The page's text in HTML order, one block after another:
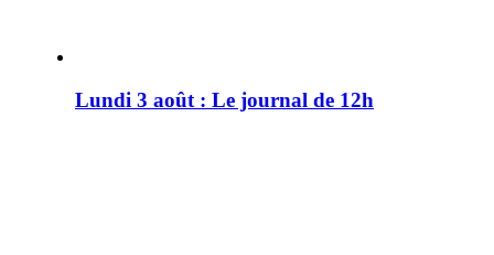
Lundi 3 août : Le journal de 12h